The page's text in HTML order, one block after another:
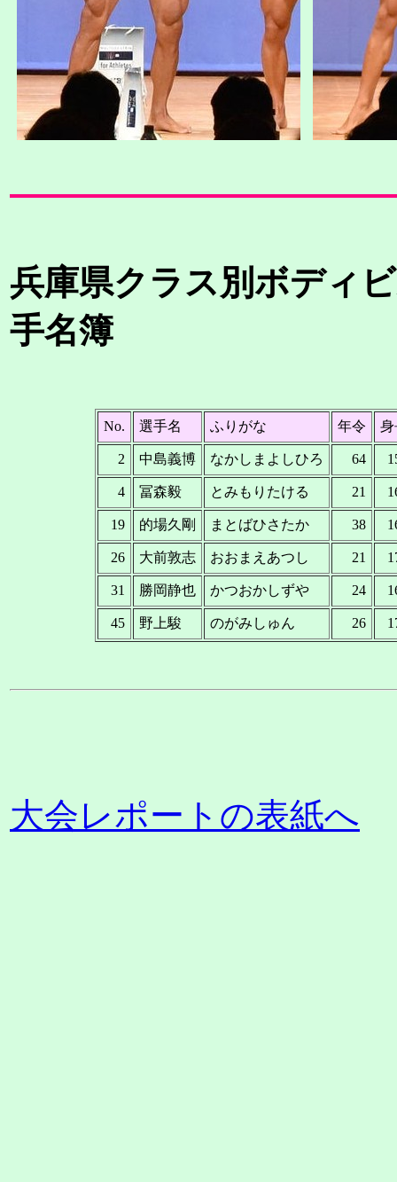
兵庫県クラス別ボディ
手名簿
No. 選手名 ふりがな 年令 身
2 中島義博 なかしまよしひろ 64
4 冨森毅 とみもりたける 21
19 的場久剛 まとばひさたか 38
26 大前敦志 おおまえあつし 21
31 勝岡静也 かつおかしずや 24
45 野上駿 のがみしゅん 26
大会レポートの表紙へ